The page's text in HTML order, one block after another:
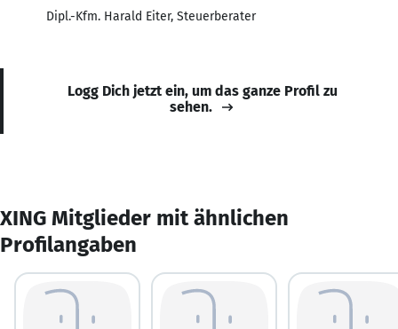
Dipl.-Kfm. Harald Eiter, Steuerberater
Logg Dich jetzt ein, um das ganze Profil zu
sehen.
XING Mitglieder mit ähnlichen
Profilangaben